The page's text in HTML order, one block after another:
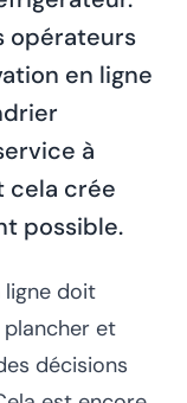
opérateurs
en ligne
à
cela crée
possible.
ligne doit
et
décisions